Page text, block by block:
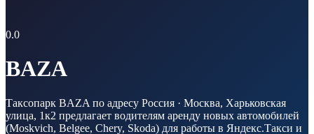
0.0
BAZA
Таксопарк BAZA по адресу Россия · Москва, Харьковская
улица, 1к2 предлагает водителям аренду новых автомобилей
(Moskvich, Belgee, Chery, Skoda) для работы в Яндекс.Такси и